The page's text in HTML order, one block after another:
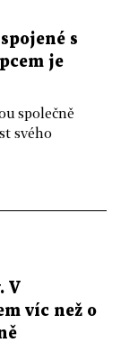
s
je
společně
svého
V
víc než o